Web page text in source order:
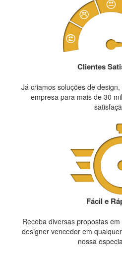
Clientes
Já criamos soluções de
empresa para mais de 30
Fácil e
Receba diversas propostas
designer vencedor em
nossa